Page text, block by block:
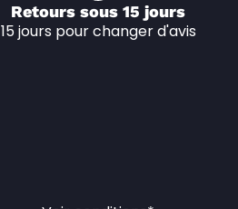
Retours sous 15 jours
15 jours pour changer d'avis